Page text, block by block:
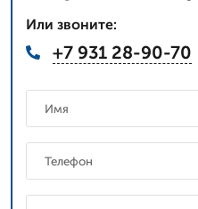
Или звоните:
+7 931 28-90-70